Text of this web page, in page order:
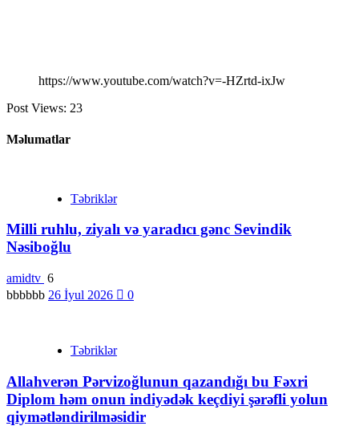
https://www.youtube.com/watch?v=-HZrtd-ixJw
Post Views: 23
Məlumatlar
Təbriklər
Milli ruhlu, ziyalı və yaradıcı gənc Sevindik
Nəsiboğlu
amidtv 6
bbbbbb 26 İyul 2026 0
Təbriklər
Allahverən Pərvizoğlunun qazandığı bu Fəxri
Diplom həm onun indiyədək keçdiyi şərəfli yolun
qiymətləndirilməsidir